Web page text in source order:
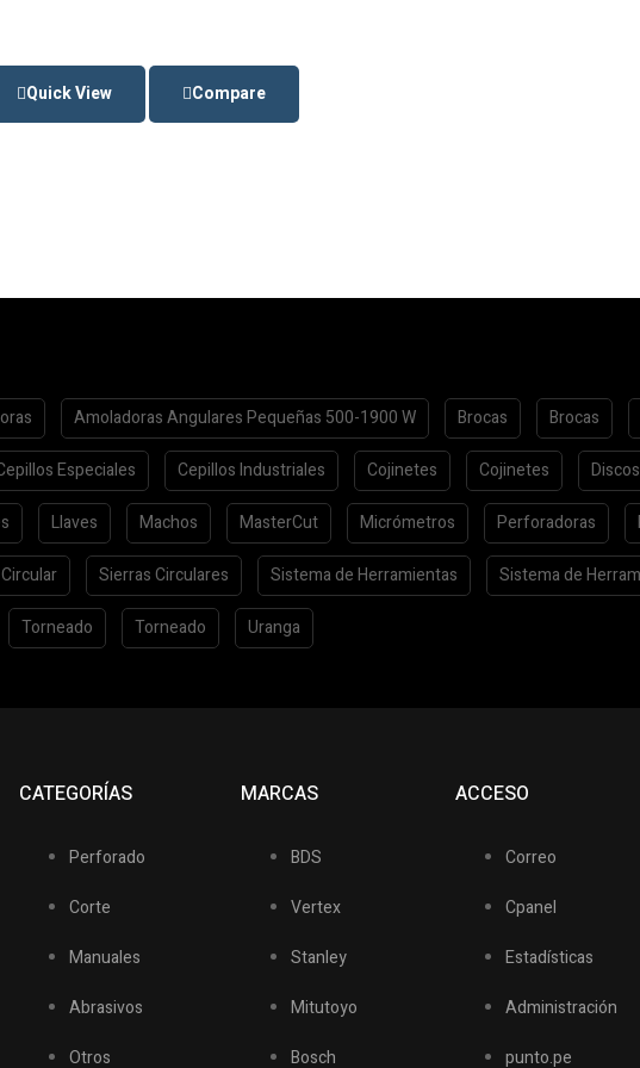
Quick View
Compare
Amoladoras Angulares Pequeñas 500-1900 W Brocas Brocas
Especiales Cepillos Industriales Cojinetes Cojinetes
Llaves Machos MasterCut Micrómetros Perforadoras
Sierras Circulares Sistema de Herramientas Sistema de
Torneado Torneado Uranga
CATEGORÍAS
Perforado
Corte
Manuales
Abrasivos
Otros
MARCAS
BDS
Vertex
Stanley
Mitutoyo
Bosch
ACCESO
Correo
Cpanel
Estadísticas
Administración
punto.pe